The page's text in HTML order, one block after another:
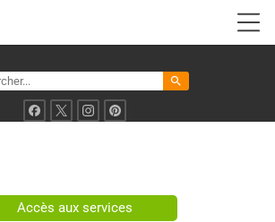
search
Accès aux services